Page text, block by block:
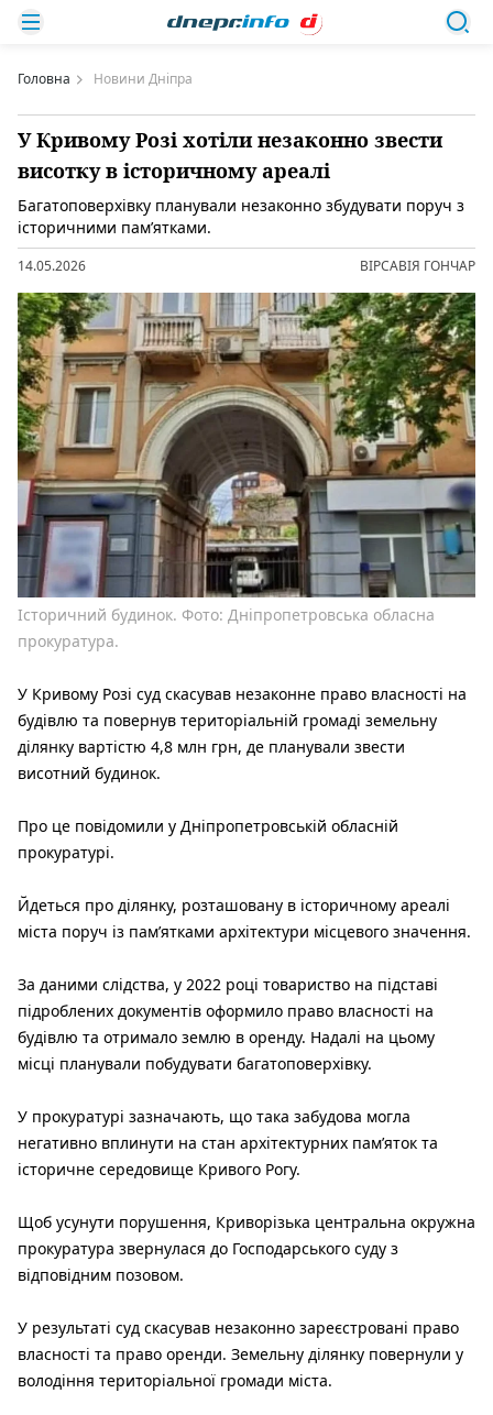
Головна Новини Дніпра
У Кривому Розі хотіли незаконно звести
висотку в історичному ареалі
Багатоповерхівку планували незаконно збудувати поруч з
історичними памʼятками.
14.05.2026 ВІРСАВІЯ ГОНЧАР
Історичний будинок. Фото: Дніпропетровська обласна
прокуратура.
У Кривому Розі суд скасував незаконне право власності на
будівлю та повернув територіальній громаді земельну
ділянку вартістю 4,8 млн грн, де планували звести
висотний будинок.
Про це повідомили у Дніпропетровській обласній
прокуратурі.
Йдеться про ділянку, розташовану в історичному ареалі
міста поруч із пам’ятками архітектури місцевого значення.
За даними слідства, у 2022 році товариство на підставі
підроблених документів оформило право власності на
будівлю та отримало землю в оренду. Надалі на цьому
місці планували побудувати багатоповерхівку.
У прокуратурі зазначають, що така забудова могла
негативно вплинути на стан архітектурних пам’яток та
історичне середовище Кривого Рогу.
Щоб усунути порушення, Криворізька центральна окружна
прокуратура звернулася до Господарського суду з
відповідним позовом.
У результаті суд скасував незаконно зареєстровані право
власності та право оренди. Земельну ділянку повернули у
володіння територіальної громади міста.